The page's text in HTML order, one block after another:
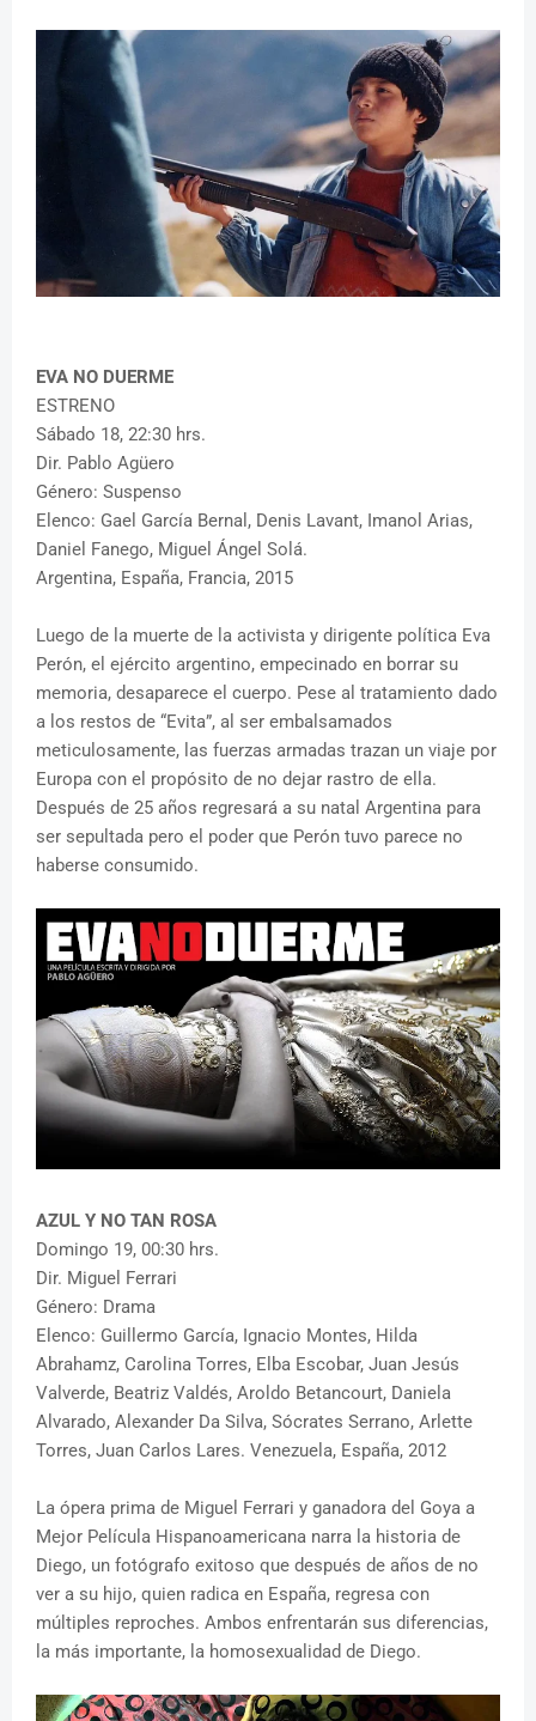
EVA NO DUERME
ESTRENO
Sábado 18, 22:30 hrs.
Dir. Pablo Agüero
Género: Suspenso
Elenco: Gael García Bernal, Denis Lavant, Imanol Arias,
Daniel Fanego, Miguel Ángel Solá.
Argentina, España, Francia, 2015
Luego de la muerte de la activista y dirigente política Eva
Perón, el ejército argentino, empecinado en borrar su
memoria, desaparece el cuerpo. Pese al tratamiento dado
a los restos de “Evita”, al ser embalsamados
meticulosamente, las fuerzas armadas trazan un viaje por
Europa con el propósito de no dejar rastro de ella.
Después de 25 años regresará a su natal Argentina para
ser sepultada pero el poder que Perón tuvo parece no
haberse consumido.
AZUL Y NO TAN ROSA
Domingo 19, 00:30 hrs.
Dir. Miguel Ferrari
Género: Drama
Elenco: Guillermo García, Ignacio Montes, Hilda
Abrahamz, Carolina Torres, Elba Escobar, Juan Jesús
Valverde, Beatriz Valdés, Aroldo Betancourt, Daniela
Alvarado, Alexander Da Silva, Sócrates Serrano, Arlette
Torres, Juan Carlos Lares. Venezuela, España, 2012
La ópera prima de Miguel Ferrari y ganadora del Goya a
Mejor Película Hispanoamericana narra la historia de
Diego, un fotógrafo exitoso que después de años de no
ver a su hijo, quien radica en España, regresa con
múltiples reproches. Ambos enfrentarán sus diferencias,
la más importante, la homosexualidad de Diego.